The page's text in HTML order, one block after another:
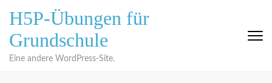
Inhalt
springen
(Eingabetaste
drücken)
H5P-Übungen für
Grundschule
Eine andere WordPress-Site.